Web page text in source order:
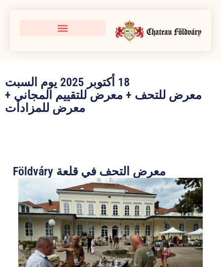
18 أكتوبر 2025 يوم السبت
معرض للتحف + معرض للتقييم المجاني +
معرض للمزادات
معرض التحف في قلعة Földváry